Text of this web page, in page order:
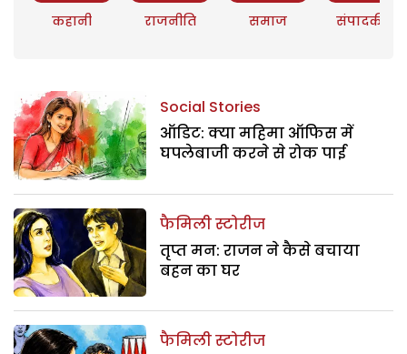
कहानी राजनीति समाज संपादकीय
Social Stories
ऑडिट: क्या महिमा ऑफिस में
घपलेबाजी करने से रोक पाई
फैमिली स्टोरीज
तृप्त मन: राजन ने कैसे बचाया
बहन का घर
फैमिली स्टोरीज